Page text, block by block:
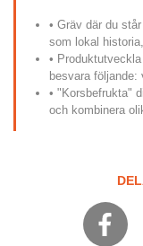
• Gräv där du
som lokal
•
besvara följande:
• "Korsbefrukta"
och kombinera